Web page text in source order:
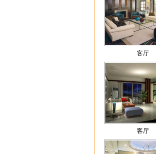
客厅
客厅